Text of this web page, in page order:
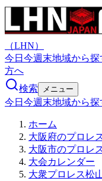
（LHN）
今日 今週末地域から探
方へ
検索
メニュー
今日 今週末地域から探
ホーム
大阪府のプロレ
大阪市のプロレ
大会カレンダー
大衆プロレス松